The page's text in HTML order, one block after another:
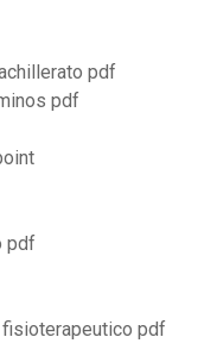
pdf
pdf
pdf
fisioterapeutico pdf